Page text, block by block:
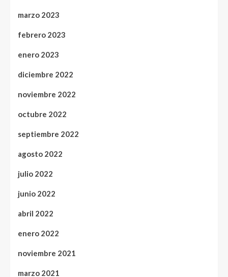
marzo 2023
febrero 2023
enero 2023
diciembre 2022
noviembre 2022
octubre 2022
septiembre 2022
agosto 2022
julio 2022
junio 2022
abril 2022
enero 2022
noviembre 2021
marzo 2021